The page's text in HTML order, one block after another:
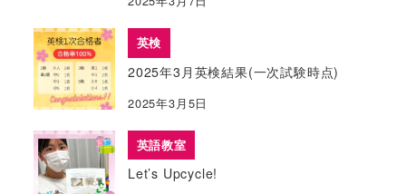
英検
2025年3月英検結果(一次試験時点)
2025年3月5日
英語教室
Let’s Upcycle!